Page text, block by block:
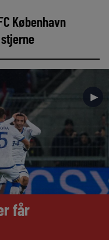
København
►
får